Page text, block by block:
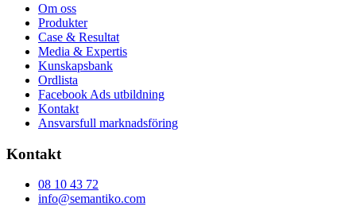
Om oss
Produkter
Case & Resultat
Media & Expertis
Kunskapsbank
Ordlista
Facebook Ads utbildning
Kontakt
Ansvarsfull marknadsföring
Kontakt
08 10 43 72
info@semantiko.com